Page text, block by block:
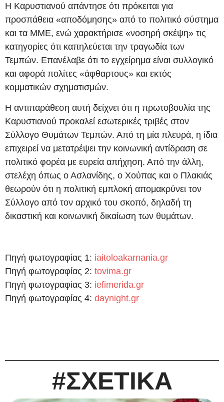
Η Καρυστιανού απάντησε ότι πρόκειται για
προσπάθεια «αποδόμησης» από το πολιτικό σύστημα
και τα ΜΜΕ, ενώ χαρακτήρισε «νοσηρή σκέψη» τις
κατηγορίες ότι καπηλεύεται την τραγωδία των
Τεμπών. Επανέλαβε ότι το εγχείρημα είναι συλλογικό
και αφορά πολίτες «άφθαρτους» και εκτός
κομματικών σχηματισμών.
Η αντιπαράθεση αυτή δείχνει ότι η πρωτοβουλία της
Καρυστιανού προκαλεί εσωτερικές τριβές στον
Σύλλογο Θυμάτων Τεμπών. Από τη μία πλευρά, η ίδια
επιχειρεί να μετατρέψει την κοινωνική αντίδραση σε
πολιτικό φορέα με ευρεία απήχηση. Από την άλλη,
στελέχη όπως ο Ασλανίδης, ο Χούπας και ο Πλακιάς
θεωρούν ότι η πολιτική εμπλοκή απομακρύνει τον
Σύλλογο από τον αρχικό του σκοπό, δηλαδή τη
δικαστική και κοινωνική δικαίωση των θυμάτων.
Πηγή φωτογραφίας 1: iaitoloakarnania.gr
Πηγή φωτογραφίας 2: tovima.gr
Πηγή φωτογραφίας 3: iefimerida.gr
Πηγή φωτογραφίας 4: daynight.gr
#ΣΧΕΤΙΚΑ